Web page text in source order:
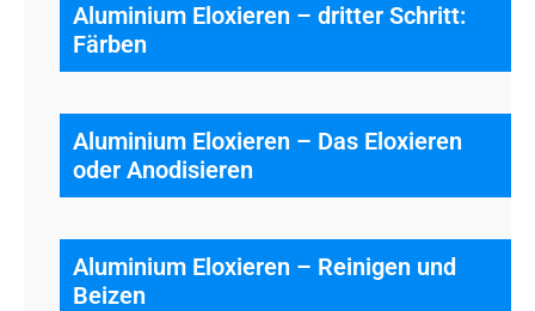
Aluminium Eloxieren – dritter Schritt:
Färben
Aluminium Eloxieren – Das Eloxieren
oder Anodisieren
Aluminium Eloxieren – Reinigen und
Beizen